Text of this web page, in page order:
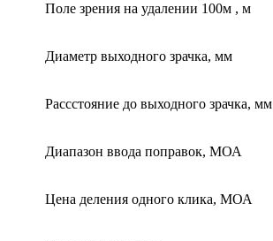
Поле зрения на удалении 100м , м
Диаметр выходного зрачка, мм
Рассстояние до выходного зрачка, мм
Диапазон ввода поправок, МОА
Цена деления одного клика, МОА